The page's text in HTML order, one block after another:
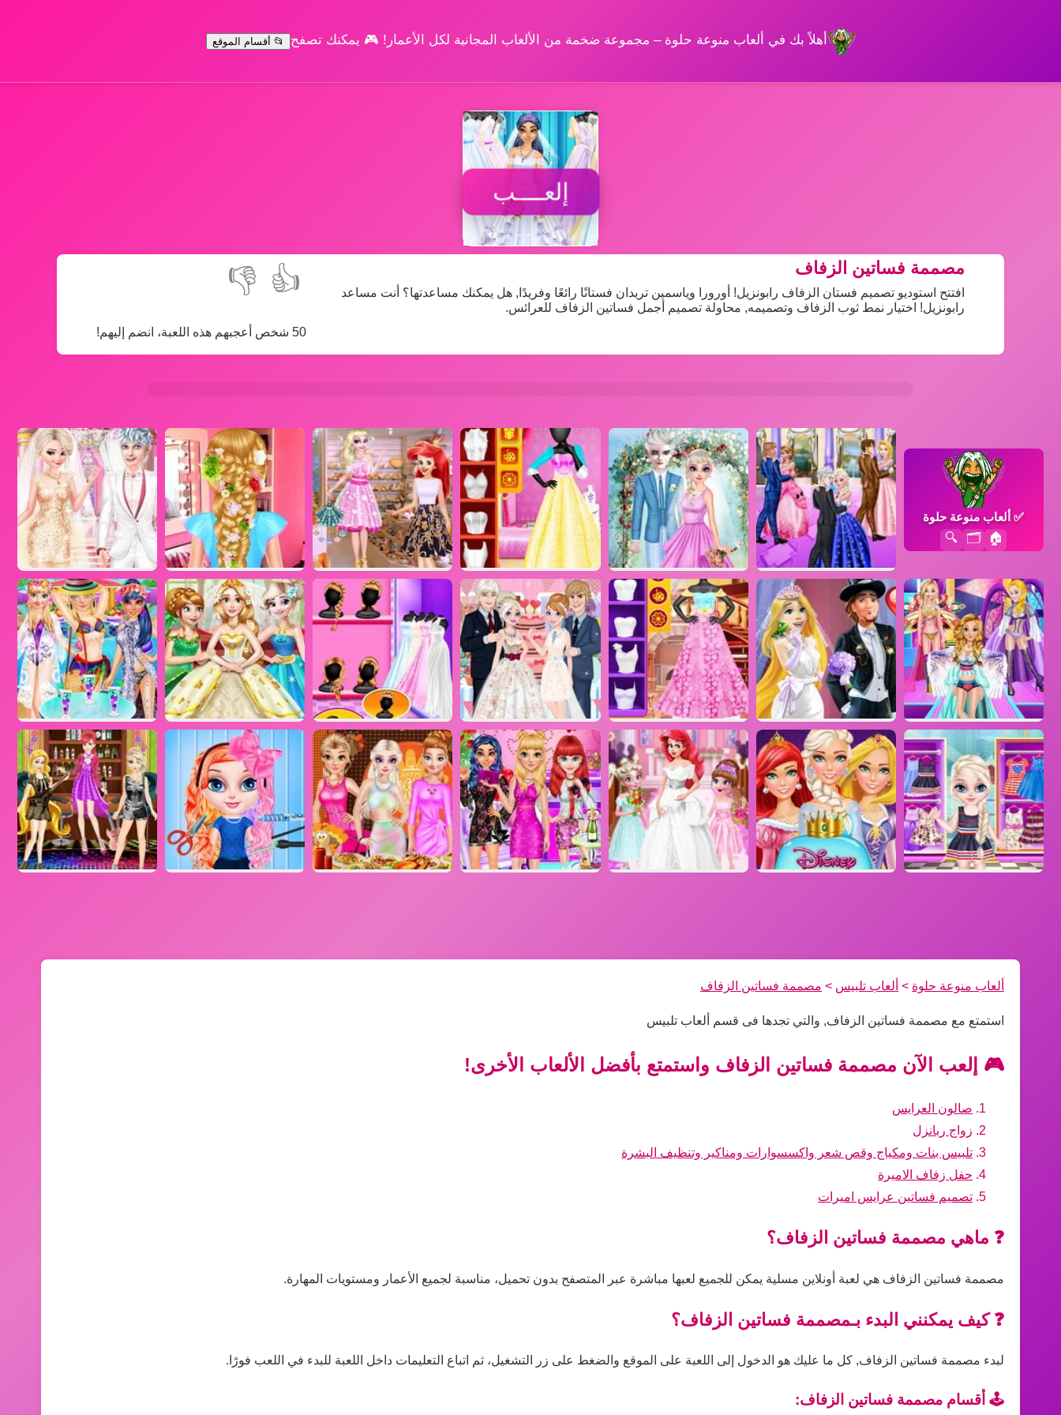
أهلاً بك في ألعاب منوعة حلوة – مجموعة ضخمة من الألعاب المجانية لكل الأعمار! 🎮 يمكنك تصفح 📂 أقسام الموقع
إلعــــب
👍
👎
50 شخص أعجبهم هذه اللعبة، انضم إليهم!
مصممة فساتين الزفاف
افتتح استوديو تصميم فستان الزفاف رابونزيل! أورورا وياسمين تريدان فستانًا رائعًا وفريدًا, هل يمكنك مساعدتها؟ أنت مساعد
رابونزيل! اختيار نمط ثوب الزفاف وتصميمه, محاولة تصميم أجمل فساتين الزفاف للعرائس.
✅ألعاب منوعة حلوة
🏠
🗂️
🔍
ألعاب منوعة حلوة > ألعاب تلبيس > مصممة فساتين الزفاف
استمتع مع مصممة فساتين الزفاف, والتي تجدها فى قسم ألعاب تلبيس
🎮 إلعب الآن مصممة فساتين الزفاف واستمتع بأفضل الألعاب الأخرى!
صالون العرايس
زواج ربانزل
تلبيس بنات ومكياج وقص شعر واكسسوارات ومناكير وتنظيف البشرة
حفل زفاف الاميرة
تصميم فساتين عرايس اميرات
❓ ماهي مصممة فساتين الزفاف؟
مصممة فساتين الزفاف هي لعبة أونلاين مسلية يمكن للجميع لعبها مباشرة عبر المتصفح بدون تحميل، مناسبة لجميع الأعمار ومستويات المهارة.
❓ كيف يمكنني البدء بـمصممة فساتين الزفاف؟
لبدء مصممة فساتين الزفاف, كل ما عليك هو الدخول إلى اللعبة على الموقع والضغط على زر التشغيل، ثم اتباع التعليمات داخل اللعبة للبدء في اللعب فورًا.
🕹️ أقسام مصممة فساتين الزفاف: